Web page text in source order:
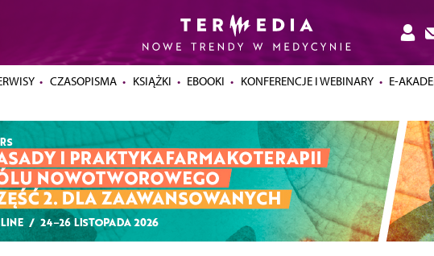
CZASOPISMA KSIĄŻKI EBOOKI KONFERENCJE I WEBINARY E-